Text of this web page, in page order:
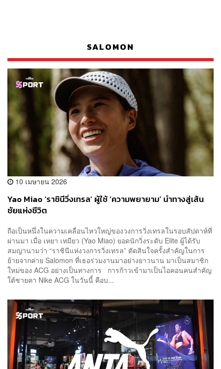
SALOMON
10 เมษายน 2026
Yao Miao ‘ราชินีวิ่งเทรล’ ผู้ใช้ ‘ความพยายาม’ นำทางสู่เส้น
ชัยแห่งชีวิต
ถือเป็นหนึ่งในความเคลื่อนไหวใหญ่ของวงการวิ่งเทรลในรอบสัปดาห์ที่
ผ่านมา เมื่อ เหยา เหมียว (Yao Miao) ยอดนักวิ่งระดับ Elite ผู้ได้รับ
สมญานามว่า “ราชินีแห่งวงการวิ่งเทรล” ตัดสินใจครั้งสำคัญในการ
ย้ายจากค่าย Salomon ที่เธอร่วมงานมาอย่างยาวนาน มาเป็นสมาชิก
ใหม่ของ ACG อย่างเป็นทางการ การก้าวเข้ามาเป็นไอคอนคนสำคัญ
ใต้ชายคา Nike ACG ในวันนี้ คือบ...